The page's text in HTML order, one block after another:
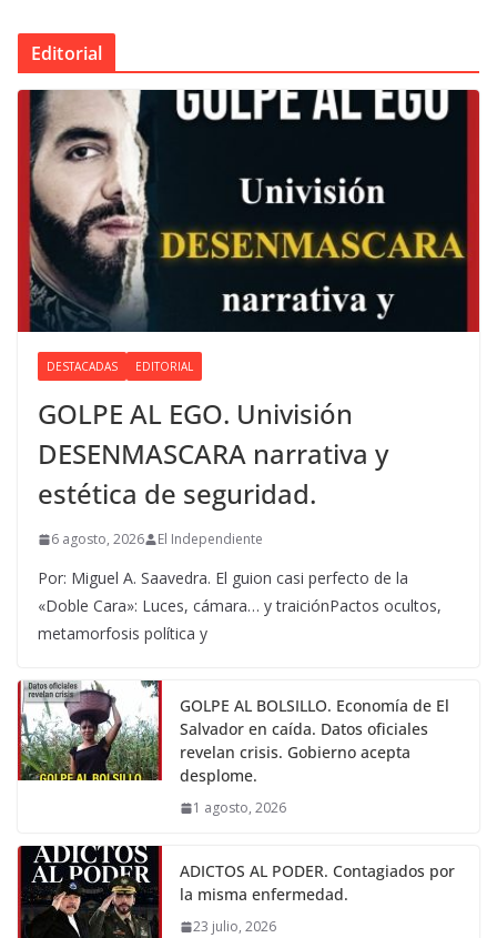
Editorial
DESTACADAS EDITORIAL
GOLPE AL EGO. Univisión
DESENMASCARA narrativa y
estética de seguridad.
6 agosto, 2026 El Independiente
Por: Miguel A. Saavedra. El guion casi perfecto de la
«Doble Cara»: Luces, cámara… y traiciónPactos ocultos,
metamorfosis política y
GOLPE AL BOLSILLO. Economía de El
Salvador en caída. Datos oficiales
revelan crisis. Gobierno acepta
desplome.
1 agosto, 2026
ADICTOS AL PODER. Contagiados por
la misma enfermedad.
23 julio, 2026